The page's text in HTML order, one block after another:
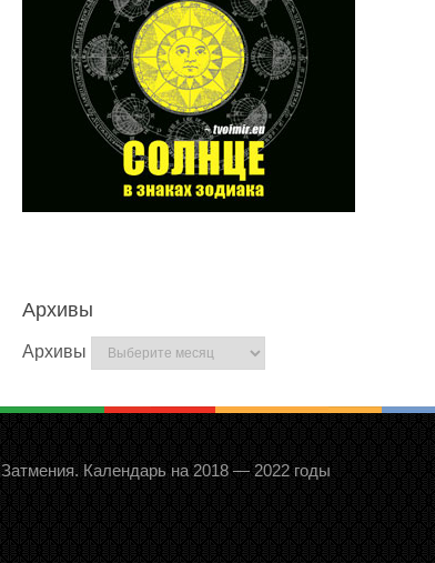
Архивы
Архивы
Затмения. Календарь на 2018 — 2022 годы